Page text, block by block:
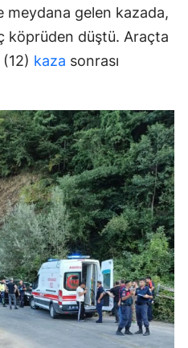
meydana gelen kazada,
köprüden düştü. Araçta
kaza sonrası